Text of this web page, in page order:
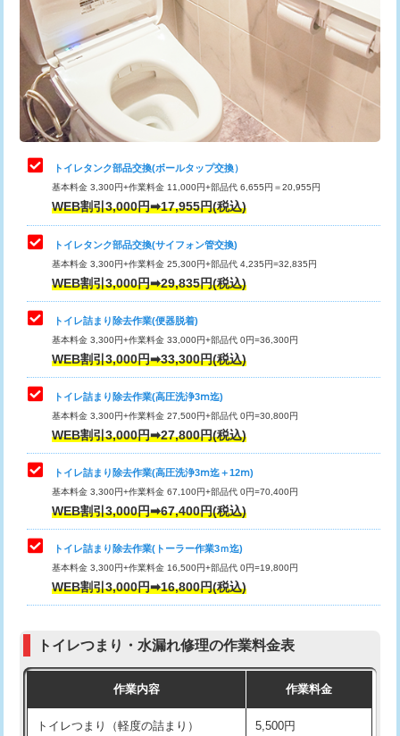
トイレタンク部品交換(ボールタップ交換）
基本料金 3,300円+作業料金 11,000円+部品代 6,655円＝20,955円
WEB割引3,000円➡17,955円(税込)
トイレタンク部品交換(サイフォン管交換)
基本料金 3,300円+作業料金 25,300円+部品代 4,235円=32,835円
WEB割引3,000円➡29,835円(税込)
トイレ詰まり除去作業(便器脱着)
基本料金 3,300円+作業料金 33,000円+部品代 0円=36,300円
WEB割引3,000円➡33,300円(税込)
トイレ詰まり除去作業(高圧洗浄3ⅿ迄)
基本料金 3,300円+作業料金 27,500円+部品代 0円=30,800円
WEB割引3,000円➡27,800円(税込)
トイレ詰まり除去作業(高圧洗浄3ⅿ迄＋12ⅿ)
基本料金 3,300円+作業料金 67,100円+部品代 0円=70,400円
WEB割引3,000円➡67,400円(税込)
トイレ詰まり除去作業(トーラー作業3ｍ迄)
基本料金 3,300円+作業料金 16,500円+部品代 0円=19,800円
WEB割引3,000円➡16,800円(税込)
トイレつまり・水漏れ修理の作業料金表
作業内容 作業料金
トイレつまり（軽度の詰まり） 5,500円